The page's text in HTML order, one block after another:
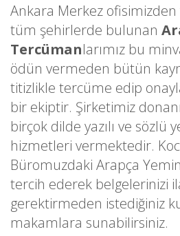
Ankara Merkez
tüm şehirlerde bulunan
Tercümanlarımız bu
ödün vermeden bütün
titizlikle tercüme edip
bir ekiptir. Şirketimiz
birçok dilde yazılı ve sözlü
hizmetleri vermektedir.
Büromuzdaki Arapça
tercih ederek belgelerinizi
gerektirmeden istediğiniz
makamlara sunabilirsiniz.